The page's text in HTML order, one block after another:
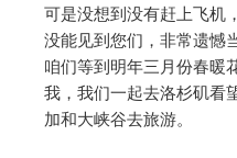
可是没想到没有赶上飞机
没能见到您们，非常遗憾
咱们等到明年三月份春暖
我，我们一起去洛杉矶看
加和大峡谷去旅游。